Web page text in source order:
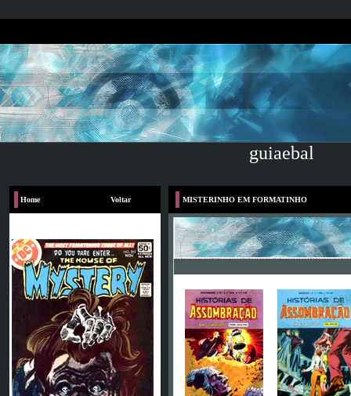
guiaebal
Home Voltar MISTERINHO EM FORMATINHO